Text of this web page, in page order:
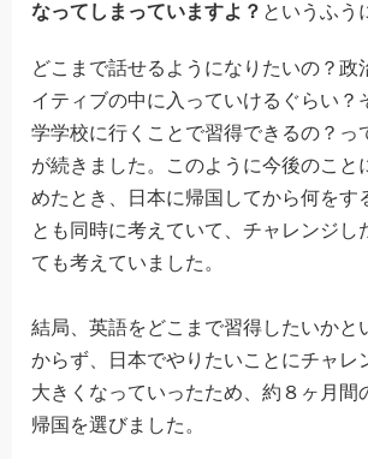
なってしまっていますよ？ というふう
どこまで話せるようになりたいの？政
イティブの中に入っていけるぐらい？
学学校に行くことで習得できるの？っ
が続きました。このように今後のこと
めたとき、日本に帰国してから何をす
とも同時に考えていて、チャレンジし
ても考えていました。
結局、英語をどこまで習得したいかと
からず、日本でやりたいことにチャレ
大きくなっていったため、約８ヶ月間
帰国を選びました。